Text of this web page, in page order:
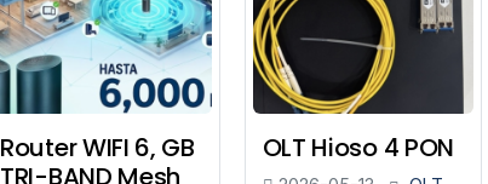
Router WIFI 6, GB
TRI-BAND Mesh
OLT Hioso 4 PON